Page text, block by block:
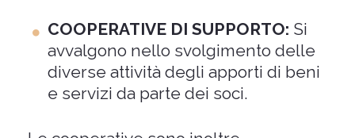
COOPERATIVE DI SUPPORTO: Si
avvalgono nello svolgimento delle
diverse attività degli apporti di beni
e servizi da parte dei soci.